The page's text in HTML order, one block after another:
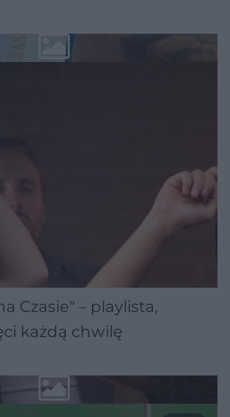
Czasie" – playlista,
każdą chwilę